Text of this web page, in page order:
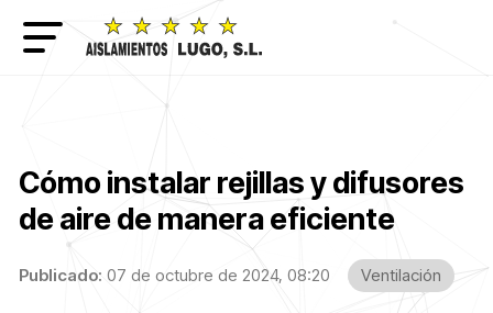
Cómo instalar rejillas y difusores
de aire de manera eficiente
Publicado: 07 de octubre de 2024, 08:20 Ventilación